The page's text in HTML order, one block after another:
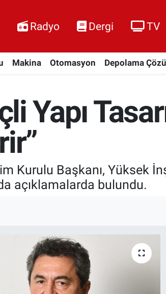
Radyo Dergi TV
Makina Otomasyon Depolama
Yapı
Kurulu Başkanı, Yüksek
açıklamalarda bulundu.